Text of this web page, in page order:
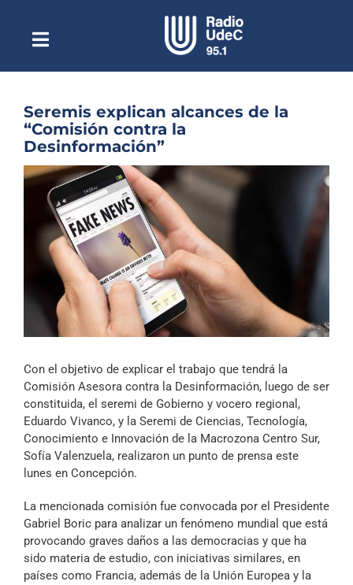
contenidoToggle
NavigationEscuchar Radio UdeC en vivo
Quiénes Somos
Programación
Podcast
Noticias
Reportajes
Columnas
Música Clásica
Especiales
Archivo Sonoro
Seremis explican alcances de la
“Comisión contra la
Desinformación”
Ver
imagen
grande
Con el objetivo de explicar el trabajo que tendrá la
Comisión Asesora contra la Desinformación, luego de ser
constituida, el seremi de Gobierno y vocero regional,
Eduardo Vivanco, y la Seremi de Ciencias, Tecnología,
Conocimiento e Innovación de la Macrozona Centro Sur,
Sofía Valenzuela, realizaron un punto de prensa este
lunes en Concepción.
La mencionada comisión fue convocada por el Presidente
Gabriel Boric para analizar un fenómeno mundial que está
provocando graves daños a las democracias y que ha
sido materia de estudio, con iniciativas similares, en
países como Francia, además de la Unión Europea y la